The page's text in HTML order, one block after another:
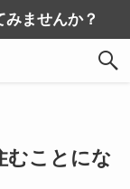
ませんか？
むことにな